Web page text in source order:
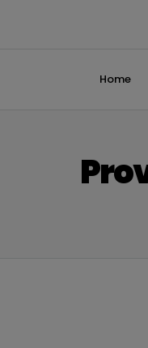
Home